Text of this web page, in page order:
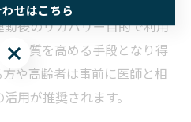
後のリカバリー目的で利用
の質を高める手段となり得
や高齢者は事前に医師と相
用が推奨されます。
せはこちら
せはこちら